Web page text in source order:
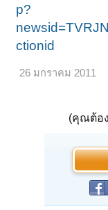
p?
ctionid
26 มกราคม 2011
(คุณต้อ